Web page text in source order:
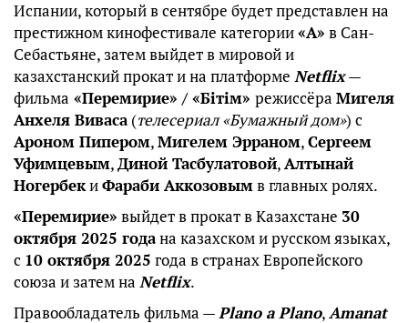
Испании, который в сентябре будет представлен на
престижном кинофестивале категории«А» в Сан-
Себастьяне, затем выйдет в мировой и
казахстанский прокат и на платформе Netflix—
фильма «Перемирие» / «Бітім» режиссёра Мигеля
Анхеля Виваса(телесериал «Бумажный дом») с
Ароном Пипером,Мигелем Эрраном,Сергеем
Уфимцевым,Диной Тасбулатовой,Алтынай
НогербекиФараби Аккозовымв главных ролях.
«Перемирие» выйдет в прокат в Казахстане 30
октября 2025 годана казахском и русском языках,
с 10 октября 2025 года в странах Европейского
союза и затем на Netflix.
Правообладатель фильма —Plano a Plano,Amanat